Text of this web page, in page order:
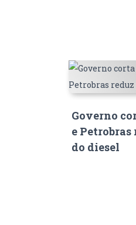
Governo
e Petrobras
do diesel